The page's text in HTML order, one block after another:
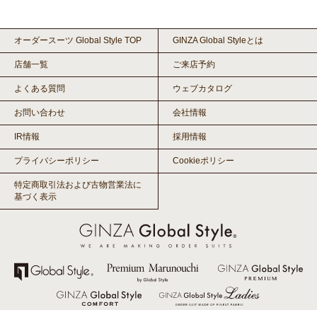
オーダースーツ Global Style TOP GINZA Global Styleとは
店舗一覧 ご来店予約
よくある質問 ウェブカタログ
お問い合わせ 会社情報
IR情報 採用情報
プライバシーポリシー Cookieポリシー
特定商取引法および古物営業法に
基づく表示